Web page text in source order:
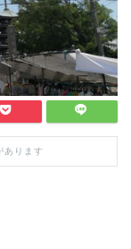
あります